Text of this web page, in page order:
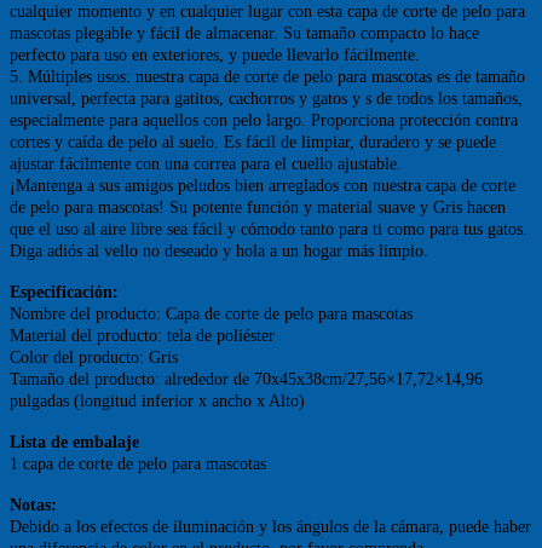
cualquier momento y en cualquier lugar con esta capa de corte de pelo para
mascotas plegable y fácil de almacenar. Su tamaño compacto lo hace
perfecto para uso en exteriores, y puede llevarlo fácilmente.
5. Múltiples usos: nuestra capa de corte de pelo para mascotas es de tamaño
universal, perfecta para gatitos, cachorros y gatos y s de todos los tamaños,
especialmente para aquellos con pelo largo. Proporciona protección contra
cortes y caída de pelo al suelo. Es fácil de limpiar, duradero y se puede
ajustar fácilmente con una correa para el cuello ajustable.
¡Mantenga a sus amigos peludos bien arreglados con nuestra capa de corte
de pelo para mascotas! Su potente función y material suave y Gris hacen
que el uso al aire libre sea fácil y cómodo tanto para ti como para tus gatos.
Diga adiós al vello no deseado y hola a un hogar más limpio.
Especificación:
Nombre del producto: Capa de corte de pelo para mascotas
Material del producto: tela de poliéster
Color del producto: Gris
Tamaño del producto: alrededor de 70x45x38cm/27,56×17,72×14,96
pulgadas (longitud inferior x ancho x Alto)
Lista de embalaje
1 capa de corte de pelo para mascotas
Notas:
Debido a los efectos de iluminación y los ángulos de la cámara, puede haber